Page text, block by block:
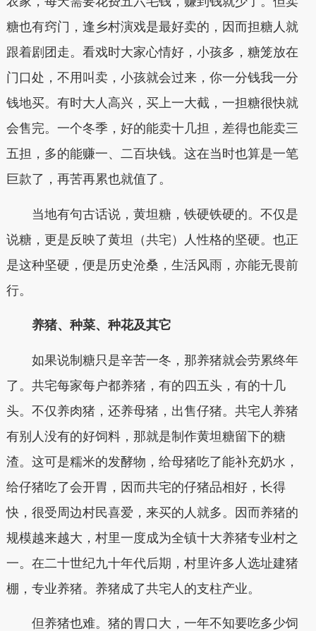
糖也有窍门，逢乡村演戏是最好卖的，因而担糖人就
跟着剧团走。看戏时大家心情好，小孩多，糖笼放在
门口处，不用叫卖，小孩就会过来，你一分钱我一分
钱地买。有时大人高兴，买上一大截，一担糖很快就
会售完。一个冬季，好的能卖十几担，差得也能卖三
五担，多的能赚一、二百块钱。这在当时也算是一笔
巨款了，再苦再累也就值了。
当地有句古话说， 黄坦糖，铁硬铁硬的。 不仅是
说糖，更是反映了黄坦（共宅）人性格的坚硬。也正
是这种坚硬，便是历史沧桑，生活风雨，亦能无畏前
行。
养猪、种菜、种花及其它
如果说制糖只是辛苦一冬，那养猪就会劳累终年
了。共宅每家每户都养猪，有的四五头，有的十几
头。不仅养肉猪，还养母猪，出售仔猪。共宅人养猪
有别人没有的好饲料，那就是制作黄坦糖留下的糖
渣。这可是糯米的发酵物，给母猪吃了能补充奶水，
给仔猪吃了会开胃，因而共宅的仔猪品相好，长得
快，很受周边村民喜爱，来买的人就多。
因而养猪的
规模越来越大，村里一度成为全镇十大养猪专业村之
一。在二十世纪九十年代后期，村里许多人选址建猪
棚，专业养猪。养猪成了共宅人的支柱产业。
但养猪也难。猪的胃口大，一年不知要吃多少饲